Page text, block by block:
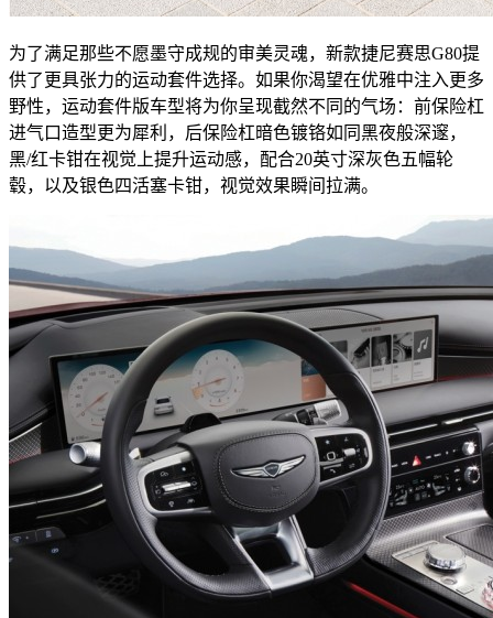
为了满足那些不愿墨守成规的审美灵魂，新款捷尼赛思G80提
供了更具张力的运动套件选择。如果你渴望在优雅中注入更多
野性，运动套件版车型将为你呈现截然不同的气场：前保险杠
进气口造型更为犀利，后保险杠暗色镀铬如同黑夜般深邃，
黑/红卡钳在视觉上提升运动感，配合20英寸深灰色五幅轮
毂，以及银色四活塞卡钳，视觉效果瞬间拉满。